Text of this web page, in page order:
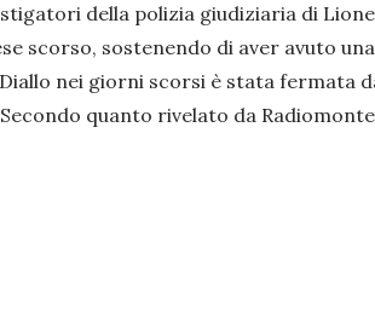
della polizia giudiziaria di
scorso, sostenendo di aver avuto
nei giorni scorsi è stata fermata
quanto rivelato da